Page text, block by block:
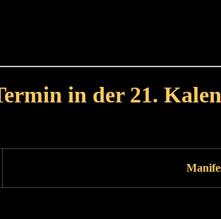
in der 21.